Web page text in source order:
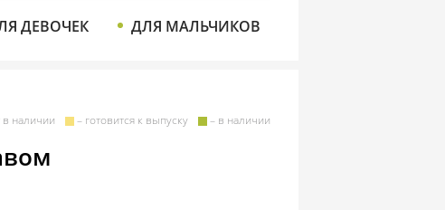
ДЕВОЧЕК ДЛЯ МАЛЬЧИКОВ
в наличии – готовится к выпуску – в наличии